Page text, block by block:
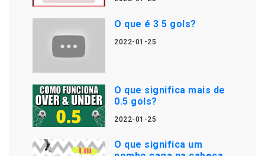
O que é 3 5 gols?
2022-01-25
O que significa mais de
0.5 gols?
2022-01-25
O que significa um